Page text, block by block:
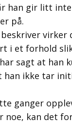
han gir litt
på.
virker
i et forhold
sagt at han
han ikke tar
ganger
noe, kan det